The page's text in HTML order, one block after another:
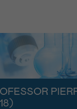
TEGEN
diagnose